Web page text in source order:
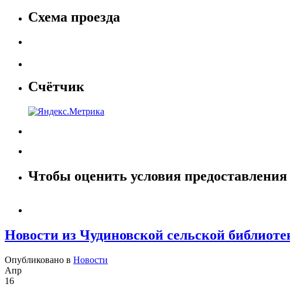
Схема проезда
Счётчик
Чтобы оценить условия предоставления
Новости из Чудиновской сельской
Опубликовано в Новости
Апр
16